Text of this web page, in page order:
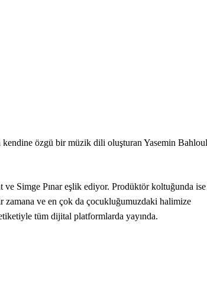
özgü bir müzik dili oluşturan Yasemin
ve Simge Pınar eşlik ediyor. Prodüktör koltuğunda ise
zamana ve en çok da çocukluğumuzdaki halimize
tüm dijital platformlarda yayında.